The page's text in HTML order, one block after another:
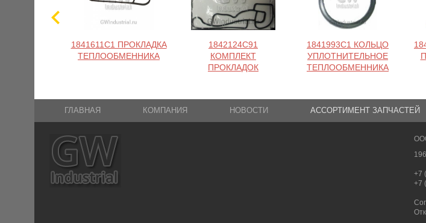
1841611C1 ПРОКЛАДКА
ТЕПЛООБМЕННИКА
1842124C91
КОМПЛЕКТ
ПРОКЛАДОК
1841993C1 КОЛЬЦО
УПЛОТНИТЕЛЬНОЕ
ТЕПЛООБМЕННИКА
ГЛАВНАЯ КОМПАНИЯ НОВОСТИ АССОРТИМЕНТ ЗАПЧАСТЕЙ
+7
+7